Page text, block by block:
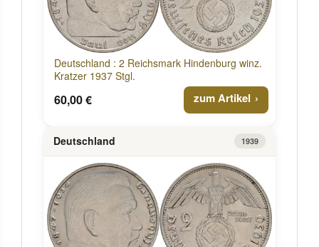
Deutschland : 2 Reichsmark Hindenburg winz.
Kratzer 1937 Stgl.
60,00 € zum Artikel
Deutschland 1939